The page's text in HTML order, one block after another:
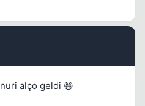
alço geldi 😄